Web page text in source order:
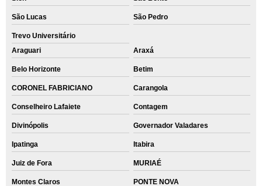
São Lucas São Pedro
Trevo Universitário
Araguari
Araxá
Belo Horizonte Betim
CORONEL FABRICIANO Carangola
Conselheiro Lafaiete Contagem
Divinópolis Governador Valadares
Ipatinga Itabira
Juiz de Fora MURIAÉ
Montes Claros PONTE NOVA